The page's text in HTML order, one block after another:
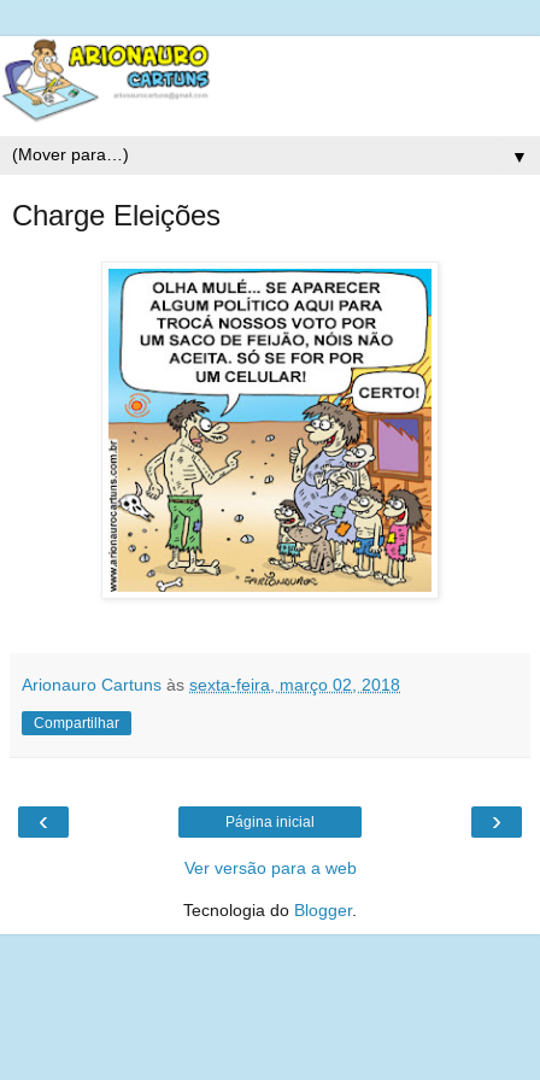
▼
Charge Eleições
Arionauro Cartuns às sexta-feira, março 02, 2018
Compartilhar
‹ ›
Página inicial
Ver versão para a web
Tecnologia do Blogger.